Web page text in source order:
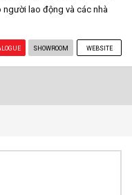
lao động và các nhà
SHOWROOM WEBSITE